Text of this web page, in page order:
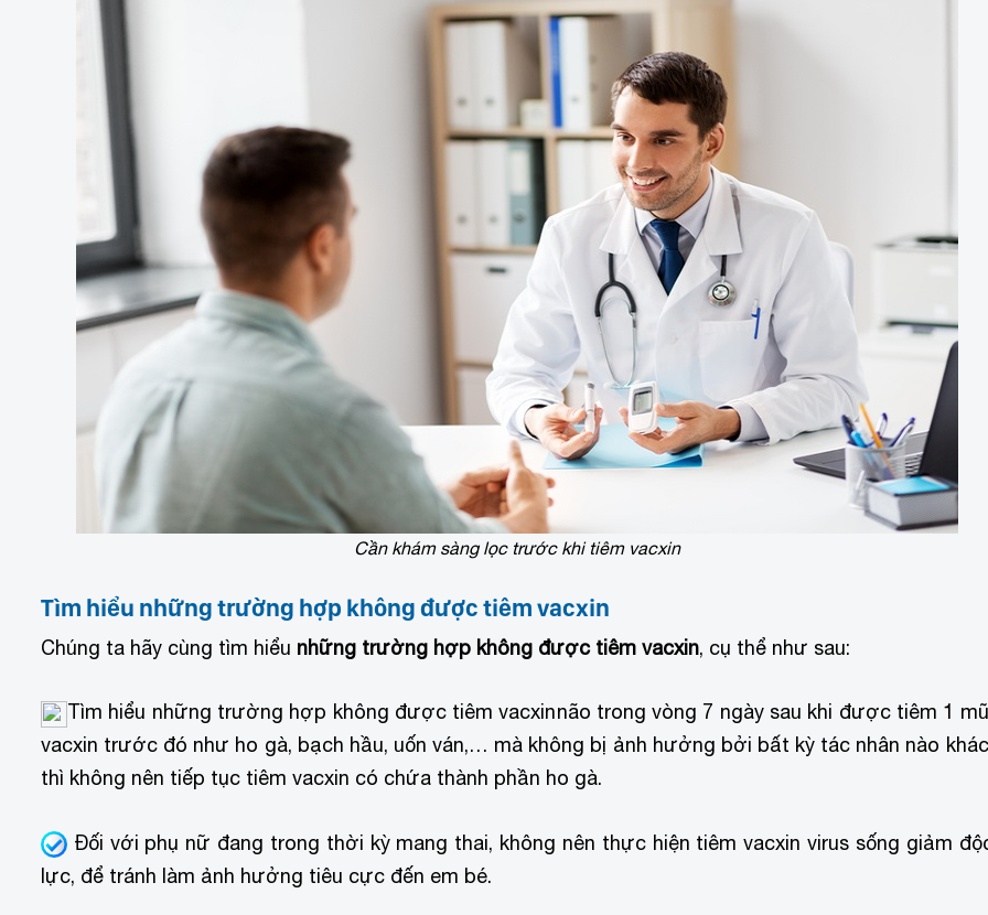
Cần khám sàng lọc trước khi tiêm vacxin
Tìm hiểu những trường hợp không được tiêm vacxin
Chúng ta hãy cùng tìm hiểu những trường hợp không được tiêm vacxin, cụ thể như sau:
Tìm hiểu những trường hợp không được tiêm vacxinnão trong vòng 7 ngày sau khi được tiêm 1
vacxin trước đó như ho gà, bạch hầu, uốn ván,… mà không bị ảnh hưởng bởi bất kỳ tác nhân nào
thì không nên tiếp tục tiêm vacxin có chứa thành phần ho gà.
Đối với phụ nữ đang trong thời kỳ mang thai, không nên thực hiện tiêm vacxin virus sống giảm
lực, để tránh làm ảnh hưởng tiêu cực đến em bé.